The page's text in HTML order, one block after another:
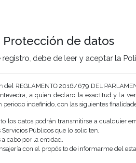
Protección de datos
debe de leer y aceptar la
REGLAMENTO 2016/679 DEL
a quien declaro la exactitud y la
indefinido, con las siguientes
los datos podrán transmitirse a cualquier
Públicos que lo soliciten.
cabo por la entidad.
con el propósito de informarme del